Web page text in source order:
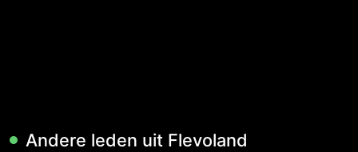
Andere leden uit Flevoland